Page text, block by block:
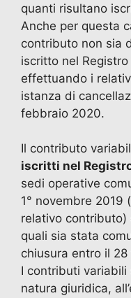
quanti risultano
Anche per questa
contributo non sia
iscritto nel
effettuando i
istanza di
febbraio 2020.
Il contributo
iscritti nel
sedi operative
1° novembre 2019
relativo contributo)
quali sia stata
chiusura entro il
I contributi variabili
natura giuridica,